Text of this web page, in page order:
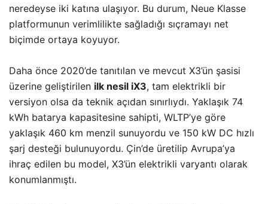
neredeyse iki katına ulaşıyor. Bu durum, Neue Klasse
platformunun verimlilikte sağladığı sıçramayı net
biçimde ortaya koyuyor.
Daha önce 2020’de tanıtılan ve mevcut X3’ün şasisi
üzerine geliştirilen ilk nesil iX3, tam elektrikli bir
versiyon olsa da teknik açıdan sınırlıydı. Yaklaşık 74
kWh batarya kapasitesine sahipti, WLTP’ye göre
yaklaşık 460 km menzil sunuyordu ve 150 kW DC hızlı
şarj desteği bulunuyordu. Çin’de üretilip Avrupa’ya
ihraç edilen bu model, X3’ün elektrikli varyantı olarak
konumlanmıştı.